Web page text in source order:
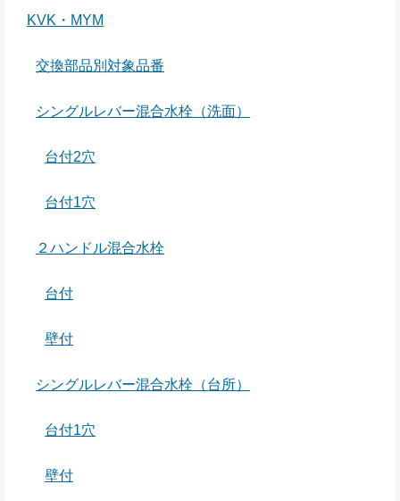
KVK・MYM
交換部品別対象品番
シングルレバー混合水栓（洗面）
台付2穴
台付1穴
２ハンドル混合水栓
台付
壁付
シングルレバー混合水栓（台所）
台付1穴
壁付